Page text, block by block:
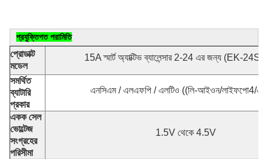
প্রযুক্তিগত পরামিতি
প্রোডাক্ট
মডেল
15A স্মার্ট অ্যাক্টিভ ব্যালেন্সার 2-24 এর জন্য (EK-
সমর্থিত
ব্যাটারি
প্রকার
এনসিএম / এলএফপি / এলটিও ((লি-আইওন/লাইফপো4/
একক সেল
ভোল্টেজ
সংগ্রহের
পরিসীমা
1.5V থেকে 4.5V